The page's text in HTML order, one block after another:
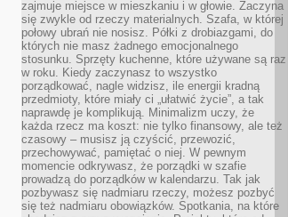
zajmuje miejsce w mieszkaniu i w głowie. Zaczyna
się zwykle od rzeczy materialnych. Szafa, w której
połowy ubrań nie nosisz. Półki z drobiazgami, do
których nie masz żadnego emocjonalnego
stosunku. Sprzęty kuchenne, które używane są raz
w roku. Kiedy zaczynasz to wszystko
porządkować, nagle widzisz, ile energii kradną
przedmioty, które miały ci „ułatwić życie”, a tak
naprawdę je komplikują. Minimalizm uczy, że
każda rzecz ma koszt: nie tylko finansowy, ale też
czasowy – musisz ją czyścić, przewozić,
przechowywać, pamiętać o niej. W pewnym
momencie odkrywasz, że porządki w szafie
prowadzą do porządków w kalendarzu. Tak jak
pozbywasz się nadmiaru rzeczy, możesz pozbyć
się też nadmiaru obowiązków. Spotkania, na które